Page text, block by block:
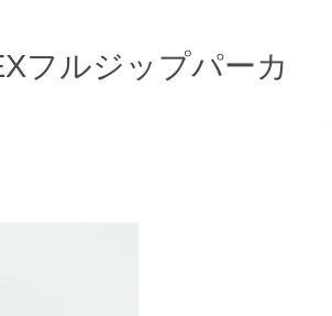
フルジップパーカ